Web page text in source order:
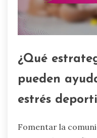
¿Qué
pueden
estrés
Fomentar la